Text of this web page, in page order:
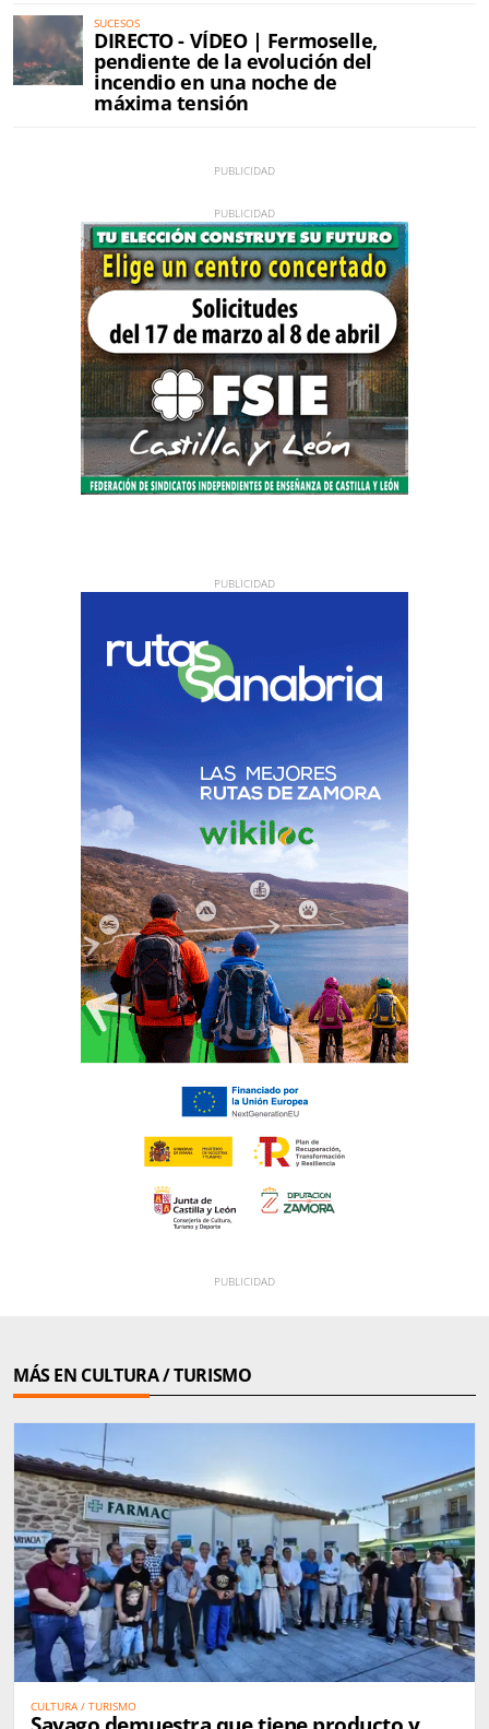
SUCESOS
DIRECTO - VÍDEO | Fermoselle,
pendiente de la evolución del
incendio en una noche de
máxima tensión
MÁS EN CULTURA / TURISMO
CULTURA / TURISMO